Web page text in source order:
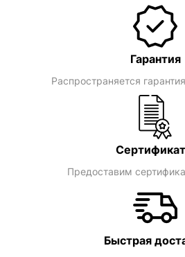
Гарантия
Распространяется
Предоставим
Быстрая